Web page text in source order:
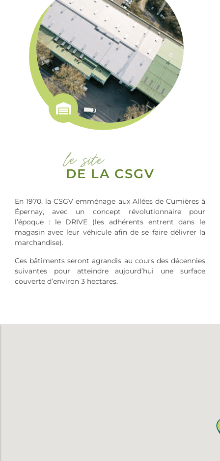
le site
DE LA CSGV
En 1970, la CSGV emménage aux Allées de Cumières à
Épernay, avec un concept révolutionnaire pour
l’époque : le DRIVE (les adhérents entrent dans le
magasin avec leur véhicule afin de se faire délivrer la
marchandise).
Ces bâtiments seront agrandis au cours des décennies
suivantes pour atteindre aujourd’hui une surface
couverte d’environ 3 hectares.